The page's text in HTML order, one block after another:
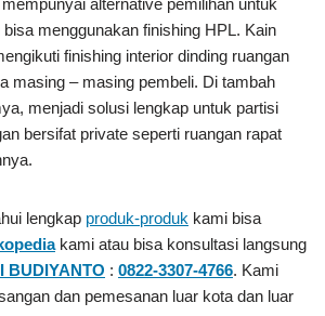
alternative pemilihan untuk
bisa menggunakan finishing HPL. Kain
finishing interior dinding ruangan
masing – masing pembeli. Di tambah
menjadi solusi lengkap untuk partisi
bersifat private seperti ruangan rapat
lengkap produk-produk kami bisa
kami atau bisa konsultasi langsung
BUDIYANTO : 0822-3307-4766. Kami
dan pemesanan luar kota dan luar